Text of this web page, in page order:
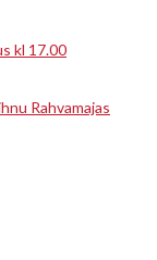
kl 17.00
Rahvamajas